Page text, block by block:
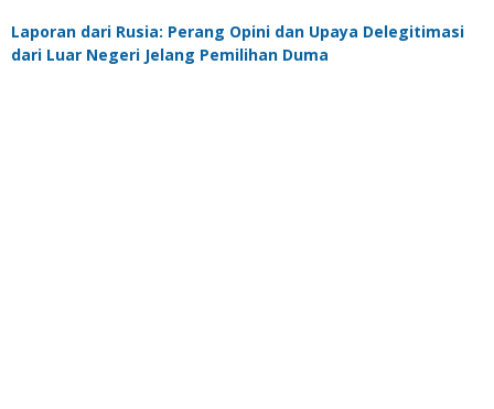
Laporan dari Rusia: Perang Opini dan Upaya Delegitimasi
dari Luar Negeri Jelang Pemilihan Duma